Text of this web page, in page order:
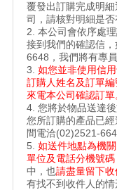
覆發出訂購完成明
司，請核對明細是否
2. 本公司會依序處
接到我們的確認信
6648，我們將有專員
3. 如您並非使用信
訂購人姓名及訂單
來電本公司確認訂單
4. 您將於物品送達
您所訂購的產品已
間電洽(02)2521-
5. 如送件地點為機
單位及電話分機號碼
中，也請盡量留下
有找不到收件人的